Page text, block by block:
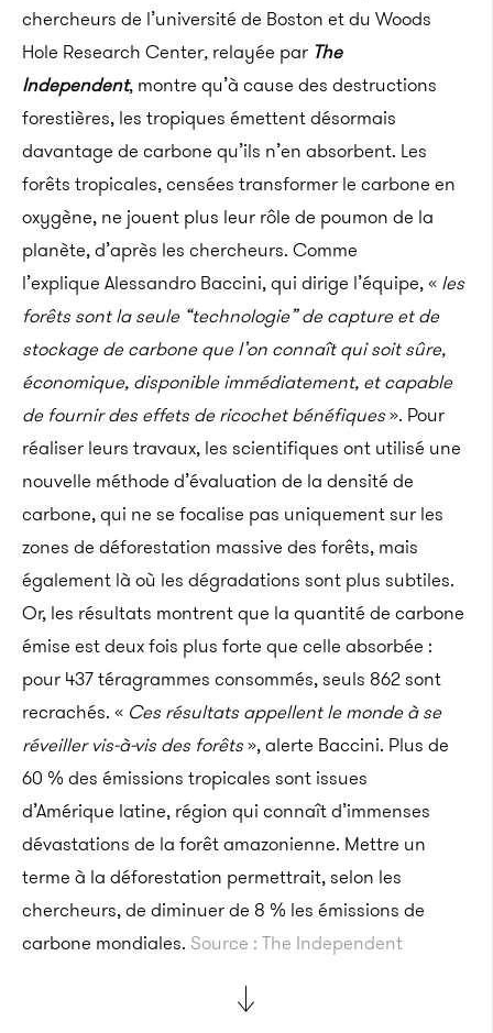
chercheurs de l’université de Boston et du Woods
Hole Research Center, relayée par The
Independent, montre qu’à cause des destructions
forestières, les tropiques émettent désormais
davantage de carbone qu’ils n’en absorbent. Les
forêts tropicales, censées transformer le carbone en
oxygène, ne jouent plus leur rôle de poumon de la
planète, d’après les chercheurs. Comme
l’explique Alessandro Baccini, qui dirige l’équipe, « les
forêts sont la seule “technologie” de capture et de
stockage de carbone que l’on connaît qui soit sûre,
économique, disponible immédiatement, et capable
de fournir des effets de ricochet bénéfiques». Pour
réaliser leurs travaux, les scientifiques ont utilisé une
nouvelle méthode d’évaluation de la densité de
carbone, qui ne se focalise pas uniquement sur les
zones de déforestation massive des forêts, mais
également là où les dégradations sont plus subtiles.
Or, les résultats montrent que la quantité de carbone
émise est deux fois plus forte que celle absorbée :
pour 437 téragrammes consommés, seuls 862 sont
recrachés. « Ces résultats appellent le monde à se
réveiller vis-à-vis des forêts», alerte Baccini. Plus de
60 % des émissions tropicales sont issues
d’Amérique latine, région qui connaît d’immenses
dévastations de la forêt amazonienne. Mettre un
terme à la déforestation permettrait, selon les
chercheurs, de diminuer de 8 % les émissions de
carbone mondiales. Source : The Independent